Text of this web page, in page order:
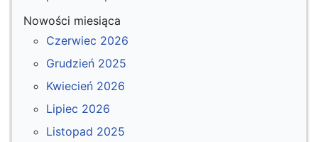
Nowości miesiąca
Czerwiec 2026
Grudzień 2025
Kwiecień 2026
Lipiec 2026
Listopad 2025